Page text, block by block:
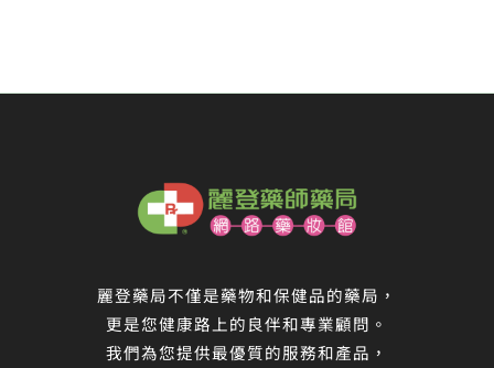
麗登藥局不僅是藥物和保健品的藥局，
更是您健康路上的良伴和專業顧問。
我們為您提供最優質的服務和產品，